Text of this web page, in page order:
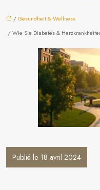
/Gesundheit & Wellness
/ Wie Sie Diabetes &
Publié le 18 avril 2024